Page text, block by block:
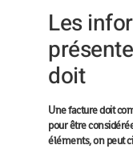
Les
doit
Une facture doit
pour être
éléments, on peut